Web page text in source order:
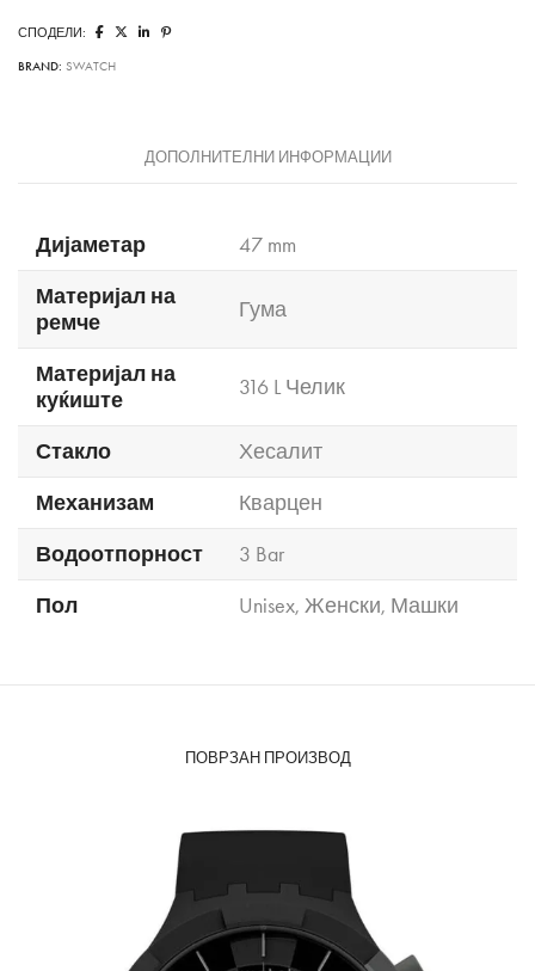
СПОДЕЛИ:
BRAND: SWATCH
ДОПОЛНИТЕЛНИ ИНФОРМАЦИИ
Дијаметар
47 mm
Материјал на
ремче
Гума
Материјал на
куќиште
316 L Челик
Стакло
Хесалит
Механизам
Кварцен
Водоотпорност
3 Bar
Пол
Unisex, Женски, Машки
ПОВРЗАН ПРОИЗВОД